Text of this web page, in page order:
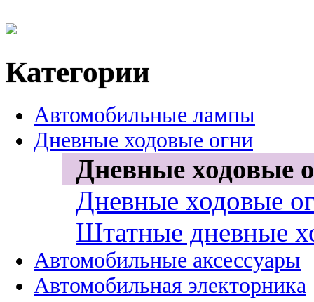
Категории
Автомобильные лампы
Дневные ходовые огни
Дневные ходовые
Дневные ходовые
Штатные дневные
Автомобильные аксессуары
Автомобильная электорника